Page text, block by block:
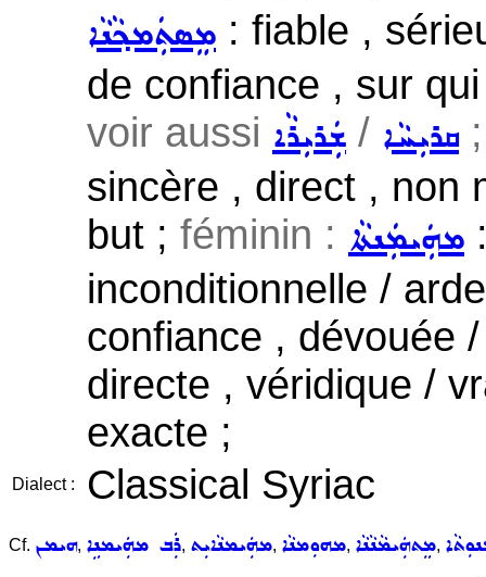
ܡܸܣܬܲܡܟ݂ܵܢܵܐ : fiable ,
de confiance , sur
voir aussi ܫܲܪܝܼܪܵܐ / ܩܪܝܼܚܵܐ
sincère , direct , non
but ; féminin : ܡܗܲܝܡܲܢܬܵܐ
inconditionnelle /
confiance , dévouée
directe , véridique /
exacte ;
Dialect : Classical Syriac
Cf. ܗܝܡܢ, ܪܲܒ ܡܗܲܝܡܢܹܐ, ܡܗܲܝܡܢܵܐܝܼܬ, ܡܗܘܼܡܢܵܐ, ܡܸܬܗܲܝܡܵܢܵܢܵܐ,